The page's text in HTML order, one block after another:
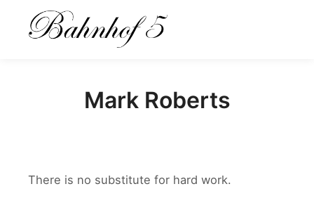
Mark Roberts
There is no substitute for hard work.